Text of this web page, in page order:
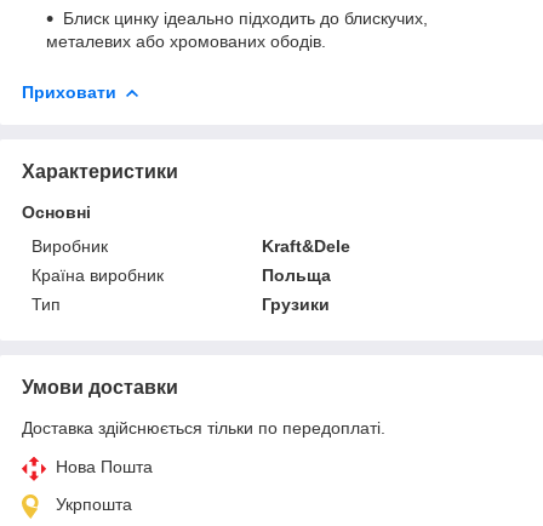
Блиск цинку ідеально підходить до блискучих,
металевих або хромованих ободів.
Приховати
Характеристики
Основні
Виробник
Kraft&Dele
Країна виробник
Польща
Тип
Грузики
Умови доставки
Доставка здійснюється тільки по передоплаті.
Нова Пошта
Укрпошта